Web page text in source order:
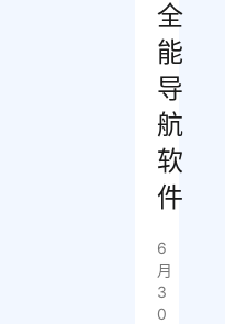
全
能
导
航
软
件
6
月
3
0